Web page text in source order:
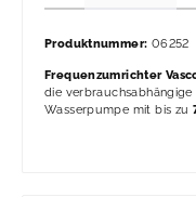
Produktnummer: 06252
Frequenzumrichter
die
Wasserpumpe mit bis zu